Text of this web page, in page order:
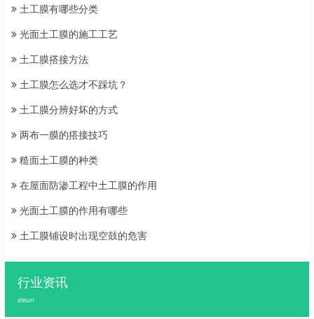
土工膜有哪些分类
光面土工膜的施工工艺
土工膜搭接方法
土工膜怎么选才不踩坑？
土工膜分辨好坏的方式
两布一膜的搭接技巧
糙面土工膜的种类
在屋面防渗工程中土工膜的作用
光面土工膜的作用有哪些
土工膜铺设时出现空鼓的危害
行业资讯
zixun